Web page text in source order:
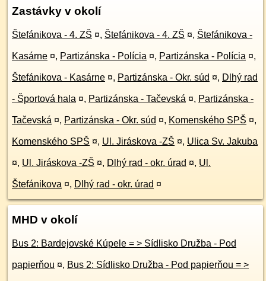
Zastávky v okolí
Štefánikova - 4. ZŠ ¤, Štefánikova - 4. ZŠ ¤, Štefánikova -
Kasárne ¤, Partizánska - Polícia ¤, Partizánska - Polícia ¤,
Štefánikova - Kasárne ¤, Partizánska - Okr. súd ¤, Dlhý rad
- Športová hala ¤, Partizánska - Tačevská ¤, Partizánska -
Tačevská ¤, Partizánska - Okr. súd ¤, Komenského SPŠ ¤,
Komenského SPŠ ¤, Ul. Jiráskova -ZŠ ¤, Ulica Sv. Jakuba
¤, Ul. Jiráskova -ZŠ ¤, Dlhý rad - okr. úrad ¤, Ul.
Štefánikova ¤, Dlhý rad - okr. úrad ¤
MHD v okolí
Bus 2: Bardejovské Kúpele = > Sídlisko Družba - Pod
papierňou ¤, Bus 2: Sídlisko Družba - Pod papierňou = >